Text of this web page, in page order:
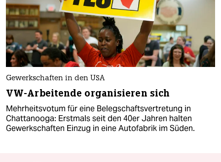
Gewerkschaften in den USA
VW-Arbeitende organisieren sich
Mehrheitsvotum für eine Belegschaftsvertretung in
Chattanooga: Erstmals seit den 40er Jahren halten
Gewerkschaften Einzug in eine Autofabrik im Süden.